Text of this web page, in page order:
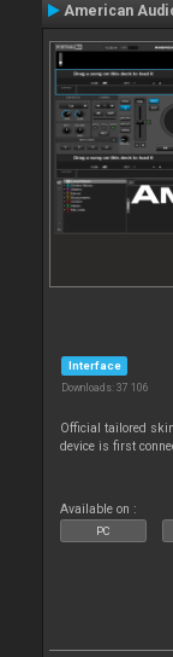
American
Interface
Downloads: 37 106
Official tailored
device is first
Available on :
PC